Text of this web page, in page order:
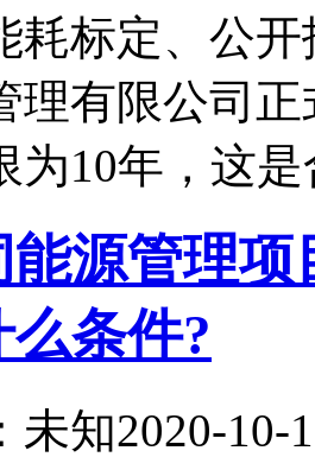
耗标定、公
理有限公司
为10年，这
能源管理
条件?
未知2020-10-